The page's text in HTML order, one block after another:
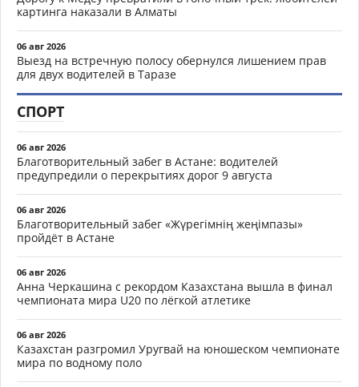
картинга наказали в Алматы
06 авг 2026
Выезд на встречную полосу обернулся лишением прав
для двух водителей в Таразе
СПОРТ
06 авг 2026
Благотворительный забег в Астане: водителей
предупредили о перекрытиях дорог 9 августа
06 авг 2026
Благотворительный забег «Жүрегімнің жеңімпазы»
пройдёт в Астане
06 авг 2026
Анна Черкашина с рекордом Казахстана вышла в финал
чемпионата мира U20 по лёгкой атлетике
06 авг 2026
Казахстан разгромил Уругвай на юношеском чемпионате
мира по водному поло